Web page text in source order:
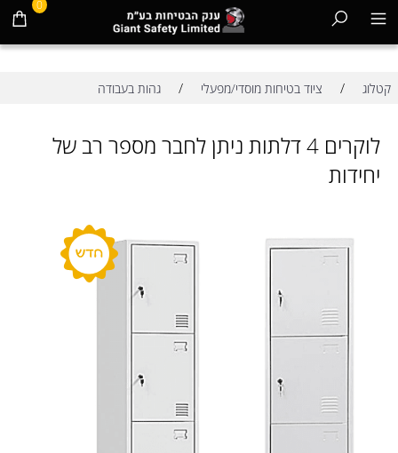
0
קטלוג / ציוד בטיחות מוסדי/מפעלי / גהות בעבודה
לוקרים 4 דלתות ניתן לחבר מספר רב של
יחידות